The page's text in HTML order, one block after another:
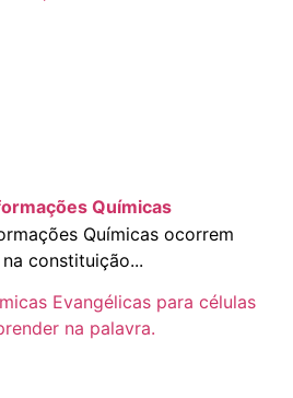
Químicas
Químicas ocorrem
constituição...